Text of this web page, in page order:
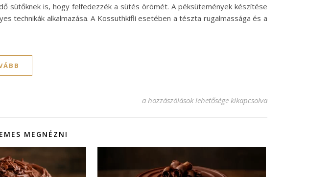
sütőknek is, hogy felfedezzék a sütés örömét. A péksütemények készítése
technikák alkalmazása. A Kossuthkifli esetében a tészta rugalmassága és a
Kossuthkifli recept: A tökéletes édes péksütemény titka
a hozzászólások lehetősége kikapcsolva
MEGNÉZNI